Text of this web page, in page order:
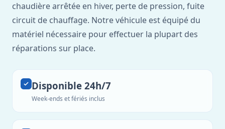
chaudière arrêtée en hiver, perte de pression, fuite
circuit de chauffage. Notre véhicule est équipé du
matériel nécessaire pour effectuer la plupart des
réparations sur place.
Disponible 24h/7
Week-ends et fériés inclus